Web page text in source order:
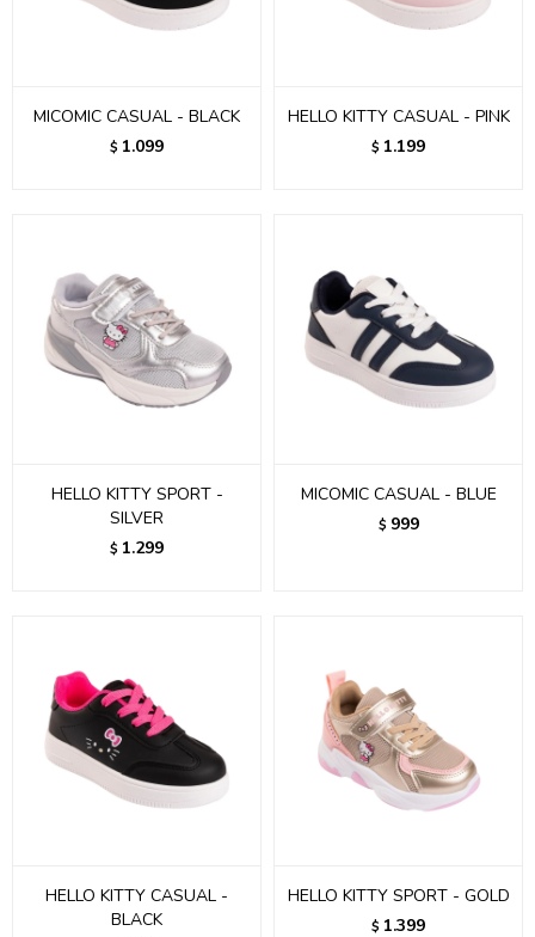
MICOMIC CASUAL - BLACK
$ 1.099
HELLO KITTY CASUAL - PINK
$ 1.199
HELLO KITTY SPORT -
SILVER
$ 1.299
MICOMIC CASUAL - BLUE
$ 999
HELLO KITTY CASUAL -
BLACK
HELLO KITTY SPORT - GOLD
$ 1.399